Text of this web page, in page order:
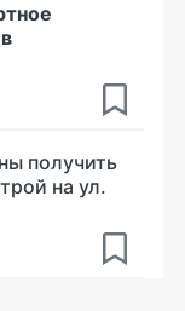
получить
на ул.